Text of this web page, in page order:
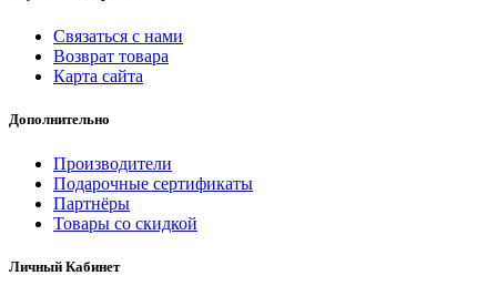
Связаться с нами
Возврат товара
Карта сайта
Дополнительно
Производители
Подарочные сертификаты
Партнёры
Товары со скидкой
Личный Кабинет